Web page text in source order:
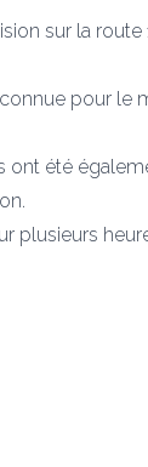
sur la route
pour le
été
plusieurs